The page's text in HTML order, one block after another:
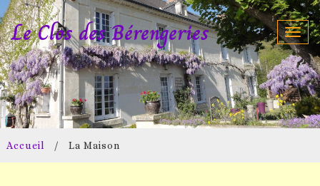
Le Clos des Bérengeries
Accueil / La Maison